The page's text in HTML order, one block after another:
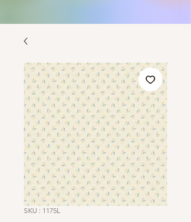
SKU : 1175L